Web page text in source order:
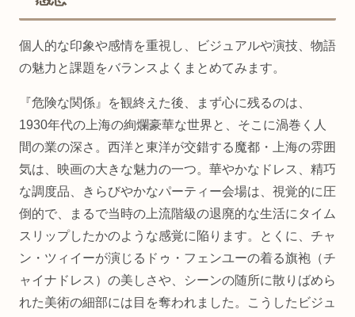
個人的な印象や感情を重視し、ビジュアルや演技、物語
の魅力と課題をバランスよくまとめてみます。
『危険な関係』を観終えた後、まず心に残るのは、
1930年代の上海の絢爛豪華な世界と、そこに渦巻く人
間の業の深さ。西洋と東洋が交錯する魔都・上海の雰囲
気は、映画の大きな魅力の一つ。華やかなドレス、精巧
な調度品、きらびやかなパーティー会場は、視覚的に圧
倒的で、まるで当時の上流階級の退廃的な生活にタイム
スリップしたかのような感覚に陥ります。とくに、チャ
ン・ツィイーが演じるドゥ・フェンユーの着る旗袍（チ
ャイナドレス）の美しさや、シーンの随所に散りばめら
れた美術の細部には目を奪われました。こうしたビジュ